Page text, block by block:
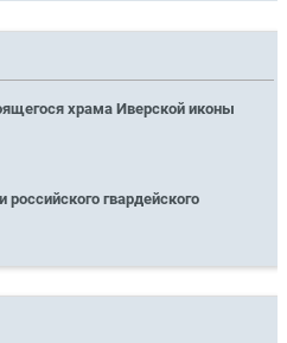
храма Иверской иконы
гвардейского